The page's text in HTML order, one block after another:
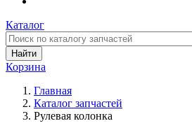
Каталог
Найти
Корзина
Главная
Каталог запчастей
Рулевая колонка